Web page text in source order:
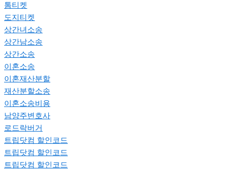
톰티켓
도지티켓
상간녀소송
상간남소송
상간소송
이혼소송
이혼재산분할
재산분할소송
이혼소송비용
남양주변호사
로드락버거
트립닷컴 할인코드
트립닷컴 할인코드
트립닷컴 할인코드